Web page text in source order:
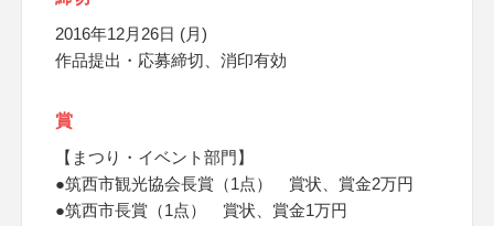
2016年12月26日 (月)
作品提出・応募締切、消印有効
賞
【まつり・イベント部門】
●筑西市観光協会長賞（1点） 賞状、賞金2万円
●筑西市長賞（1点） 賞状、賞金1万円